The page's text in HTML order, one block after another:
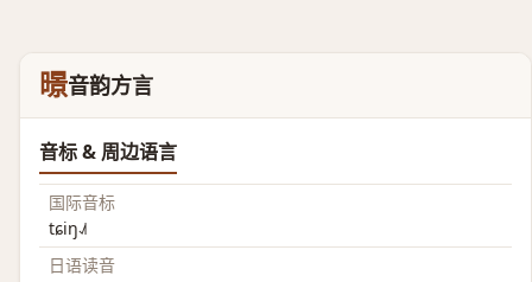
暻音韵方言
音标 & 周边语言
国际音标
tɕiŋ˨˩˦
日语读音